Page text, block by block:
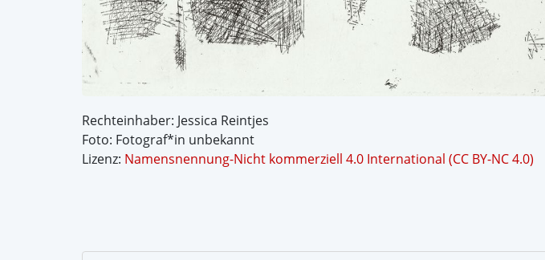
Rechteinhaber: Jessica Reintjes
Foto: Fotograf*in unbekannt
Lizenz: Namensnennung-Nicht kommerziell 4.0 International (CC BY-NC 4.0)